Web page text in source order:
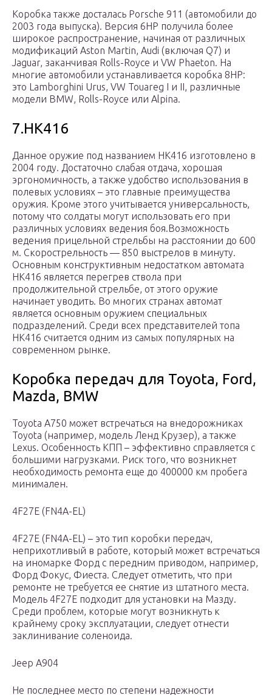
Коробка также досталась Porsche 911 (автомобили до
2003 года выпуска). Версия 6HP получила более
широкое распространение, начиная от различных
модификаций Aston Martin, Audi (включая Q7) и
Jaguar, заканчивая Rolls-Royce и VW Phaeton. На
многие автомобили устанавливается коробка 8HP:
это Lamborghini Urus, VW Touareg I и II, различные
модели BMW, Rolls-Royce или Alpina.
7.HK416
Данное оружие под названием HK416 изготовлено в
2004 году. Достаточно слабая отдача, хорошая
эргономичность, а также удобство использования в
полевых условиях – это главные преимущества
оружия. Кроме этого учитывается универсальность,
потому что солдаты могут использовать его при
различных условиях ведения боя.Возможность
ведения прицельной стрельбы на расстоянии до 600
м. Скорострельность — 850 выстрелов в минуту.
Основным конструктивным недостатком автомата
HK416 является перегрев ствола при
продолжительной стрельбе, от этого оружие
начинает уводить. Во многих странах автомат
является основным оружием специальных
подразделений. Среди всех представителей топа
HK416 считается одним из самых популярных на
современном рынке.
Коробка передач для Toyota, Ford,
Mazda, BMW
Toyota A750 может встречаться на внедорожниках
Toyota (например, модель Ленд Крузер), а также
Lexus. Особенность КПП – эффективно справляется с
большими нагрузками. Риск того, что возникнет
необходимость ремонта еще до 400000 км пробега
минимален.
4F27E (FN4A-EL)
4F27E (FN4A-EL) – это тип коробки передач,
неприхотливый в работе, который может встречаться
на иномарке Форд с передним приводом, например,
Форд Фокус, Фиеста. Следует отметить, что при
ремонте не требуется ее снятие из штатного места.
Модель 4F27E подходит для установки на Мазду.
Среди проблем, которые могут возникнуть к
крайнему сроку эксплуатации, следует отнести
заклинивание соленоида.
Jeep A904
Не последнее место по степени надежности